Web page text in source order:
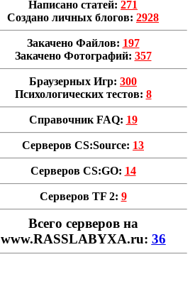
Написано статей: 271
Создано личных блогов: 2928
Закачено Файлов: 197
Закачено Фотографий: 357
Браузерных Игр: 300
Психологических тестов: 8
Справочник FAQ: 19
Серверов CS:Source: 13
Серверов CS:GO: 14
Серверов TF 2: 9
Всего cерверов на
www.RASSLABYXA.ru: 36